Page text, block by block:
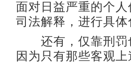
面对日益严重的个
司法解释，进行具
还有，仅靠刑罚
因为只有那些客观